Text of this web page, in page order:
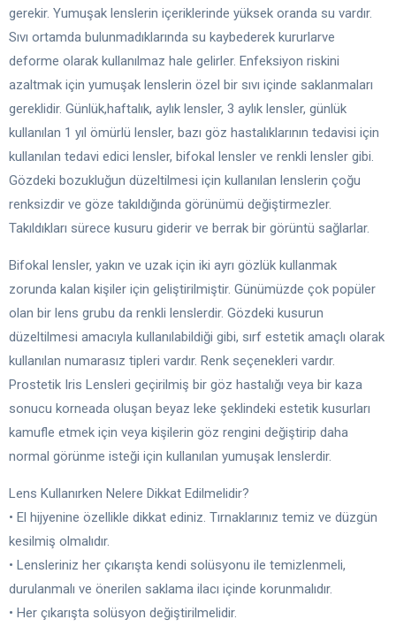
gerekir. Yumuşak lenslerin içeriklerinde yüksek oranda su vardır.
Sıvı ortamda bulunmadıklarında su kaybederek kururlarve
deforme olarak kullanılmaz hale gelirler. Enfeksiyon riskini
azaltmak için yumuşak lenslerin özel bir sıvı içinde saklanmaları
gereklidir. Günlük,haftalık, aylık lensler, 3 aylık lensler, günlük
kullanılan 1 yıl ömürlü lensler, bazı göz hastalıklarının tedavisi için
kullanılan tedavi edici lensler, bifokal lensler ve renkli lensler gibi.
Gözdeki bozukluğun düzeltilmesi için kullanılan lenslerin çoğu
renksizdir ve göze takıldığında görünümü değiştirmezler.
Takıldıkları sürece kusuru giderir ve berrak bir görüntü sağlarlar.
Bifokal lensler, yakın ve uzak için iki ayrı gözlük kullanmak
zorunda kalan kişiler için geliştirilmiştir. Günümüzde çok popüler
olan bir lens grubu da renkli lenslerdir. Gözdeki kusurun
düzeltilmesi amacıyla kullanılabildiği gibi, sırf estetik amaçlı olarak
kullanılan numarasız tipleri vardır. Renk seçenekleri vardır.
Prostetik Iris Lensleri geçirilmiş bir göz hastalığı veya bir kaza
sonucu korneada oluşan beyaz leke şeklindeki estetik kusurları
kamufle etmek için veya kişilerin göz rengini değiştirip daha
normal görünme isteği için kullanılan yumuşak lenslerdir.
Lens Kullanırken Nelere Dikkat Edilmelidir?
• El hijyenine özellikle dikkat ediniz. Tırnaklarınız temiz ve düzgün
kesilmiş olmalıdır.
• Lensleriniz her çıkarışta kendi solüsyonu ile temizlenmeli,
durulanmalı ve önerilen saklama ilacı içinde korunmalıdır.
• Her çıkarışta solüsyon değiştirilmelidir.